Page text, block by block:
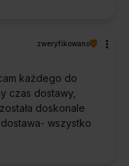
zweryfikowano
każdego do
czas dostawy,
doskonale
wszystko